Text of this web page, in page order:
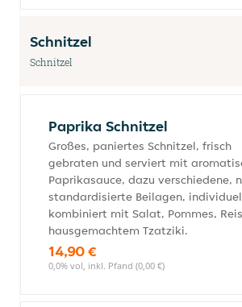
Schnitzel
Schnitzel
Paprika Schnitzel
Großes, paniertes Schnitzel, frisch
gebraten und serviert mit
Paprikasauce, dazu verschiedene,
standardisierte Beilagen,
kombiniert mit Salat, Pommes,
hausgemachtem Tzatziki.
14,90 €
0,0% vol, inkl. Pfand (0,00 €)